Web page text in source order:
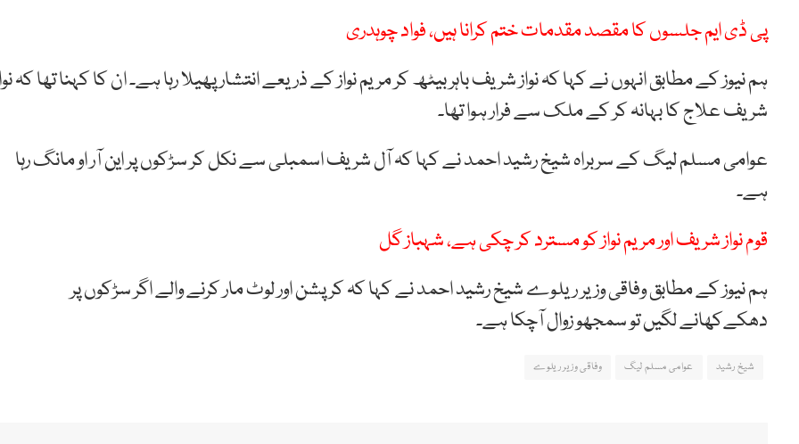
پی ڈی ایم جلسوں کا مقصد مقدمات ختم کرانا ہیں، فواد چوہدری
ہم نیوز کے مطابق انہوں نے کہا کہ نواز شریف باہر بیٹھ کر مریم نواز کے ذریعے انتشار پھیلا رہا ہے۔ ان کا کہنا تھا کہ
شریف علاج کا بہانہ کر کے ملک سے فرار ہوا تھا۔
عوامی مسلم لیگ کے سربراہ شیخ رشید احمد نے کہا کہ آل شریف اسمبلی سے نکل کر سڑکوں پر این آر او مانگ رہا
ہے۔
قوم نواز شریف اور مریم نواز کو مسترد کر چکی ہے، شہباز گل
ہم نیوز کے مطابق وفاقی وزیر ریلوے شیخ رشید احمد نے کہا کہ کرپشن اور لوٹ مار کرنے والے اگر سڑکوں پر
دھکےکھانے لگیں تو سمجھو زوال آچکا ہے۔
شیخ رشید عوامی مسلم لیگ وفاقی وزیر ریلوے